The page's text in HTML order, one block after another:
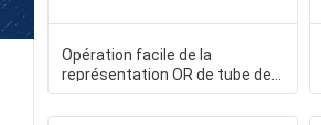
Opération facile de la
représentation OR de tube de
représentation stable stable